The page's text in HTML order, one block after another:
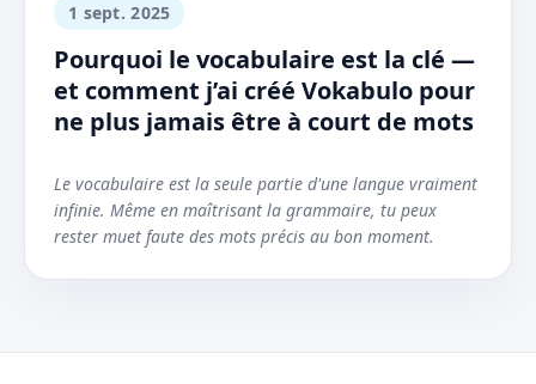
1 sept. 2025
Pourquoi le vocabulaire est la clé —
et comment j’ai créé Vokabulo pour
ne plus jamais être à court de mots
Le vocabulaire est la seule partie d'une langue vraiment
infinie. Même en maîtrisant la grammaire, tu peux
rester muet faute des mots précis au bon moment.